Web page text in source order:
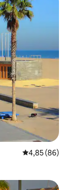
Միջին
4,85 (86)